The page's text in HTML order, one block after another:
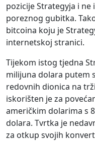
pozicije Strategyja i ne
poreznog gubitka.
bitcoina koju je
internetskoj stranici.
Tijekom istog tjedna
milijuna dolara putem
redovnih dionica na
iskorišten je za
američkim dolarima s
dolara. Tvrtka je
za otkup svojih